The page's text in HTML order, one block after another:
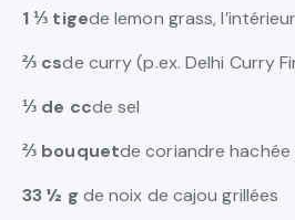
1 ⅓ tigede lemon grass,
⅔ csde curry (p.ex. Delhi Curry
⅓ de ccde sel
⅔ bouquetde coriandre
33 ½ g de noix de cajou grillées